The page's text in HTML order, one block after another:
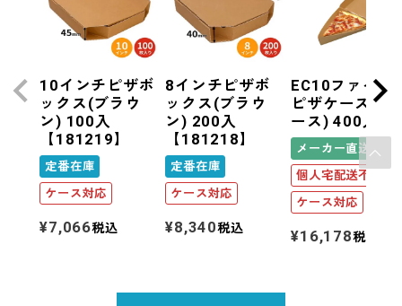
10インチピザボ
ックス(ブラウ
ン) 100入
【181219】
定番在庫
ケース対応
¥7,066税込
8インチピザボ
ックス(ブラウ
ン) 200入
【181218】
定番在庫
ケース対応
¥8,340税込
EC10ファイン
ピザケース(1ピ
ース) 400入
メーカー直送
個人宅配送不可
ケース対応
¥16,178税込